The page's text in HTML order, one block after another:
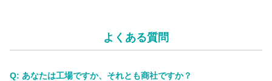
よくある質問
Q: あなたは工場ですか、それとも商社ですか？